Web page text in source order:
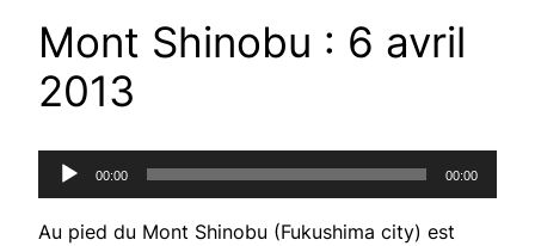
Mont Shinobu : 6 avril
2013
Lecteur
audio
00:00 00:00
Au pied du Mont Shinobu (Fukushima city) est